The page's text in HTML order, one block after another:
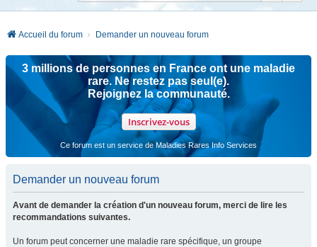
Accueil du forum Demander un nouveau forum
3 millions de personnes en France ont une maladie
rare. Ne restez pas seul(e).
Rejoignez la communauté.
Inscrivez-vous
Ce forum est un service de Maladies Rares Info Services
Demander un nouveau forum
Avant de demander la création d'un nouveau forum, merci de lire les
recommandations suivantes.
Un forum peut concerner une maladie rare spécifique, un groupe